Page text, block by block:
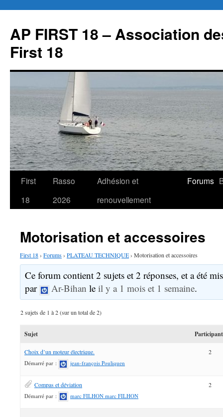
contenu
AP FIRST 18 – Association
First 18
First
18
Rasso
2026
Adhésion et
renouvellement
Forums
Motorisation et accessoires
First 18› Forums› PLATEAU TECHNIQUE› Motorisation et accessoires
Ce forum contient 2 sujets et 2 réponses, et a été
par
Ar-Bihan leil y a 1 mois et 1 semaine.
2 sujets de 1 à 2 (sur un total de 2)
Sujet
Choix d’un moteur électrique.
Démarré par : jean-françois Pouliquen
2
Compas et déviation
Démarré par : marc FILHON marc FILHON
2